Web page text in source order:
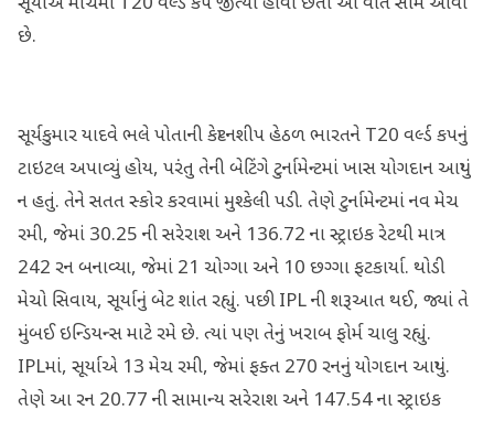
છે.
સૂર્યકુમાર યાદવે ભલે પોતાની કેપ્ટનશીપ હેઠળ ભારતને T20 વર્લ્ડ કપનું
ટાઇટલ અપાવ્યું હોય, પરંતુ તેની બેટિંગે ટુર્નામેન્ટમાં ખાસ યોગદાન આપ્યું
ન હતું. તેને સતત સ્કોર કરવામાં મુશ્કેલી પડી. તેણે ટુર્નામેન્ટમાં નવ મેચ
રમી, જેમાં 30.25 ની સરેરાશ અને 136.72 ના સ્ટ્રાઇક રેટથી માત્ર
242 રન બનાવ્યા, જેમાં 21 ચોગ્ગા અને 10 છગ્ગા ફટકાર્યા. થોડી
મેચો સિવાય, સૂર્યાનું બેટ શાંત રહ્યું. પછી IPL ની શરૂઆત થઈ, જ્યાં તે
મુંબઈ ઇન્ડિયન્સ માટે રમે છે. ત્યાં પણ તેનું ખરાબ ફોર્મ ચાલુ રહ્યું.
IPLમાં, સૂર્યાએ 13 મેચ રમી, જેમાં ફક્ત 270 રનનું યોગદાન આપ્યું.
તેણે આ રન 20.77 ની સામાન્ય સરેરાશ અને 147.54 ના સ્ટ્રાઇક